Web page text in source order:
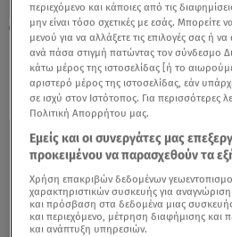
29.01.20, 16:39
Όσα έγραψε η Αντελίνα
μετά την υπογραφή στον
περιεχόμενο και κάποιες από τις
μην είναι τόσο σχετικές με εσάς. Μπορείτε
μενού για να αλλάξετε τις επιλογές σας ή
ανά πάσα στιγμή πατώντας τον σύνδεσμο
κάτω μέρος της ιστοσελίδας [ή το
αριστερό μέρος της ιστοσελίδας, εάν
σε ισχύ στον Ιστότοπος. Για περισσότερες
Πολιτική Απορρήτου μας.
Εμείς και οι συνεργάτες μας
προκειμένου να παρασχεθούν τα
Χρήση επακριβών δεδομένων
χαρακτηριστικών συσκευής για
και πρόσβαση στα δεδομένα μιας
και περιεχόμενο, μέτρηση διαφήμισης και
και ανάπτυξη υπηρεσιών.